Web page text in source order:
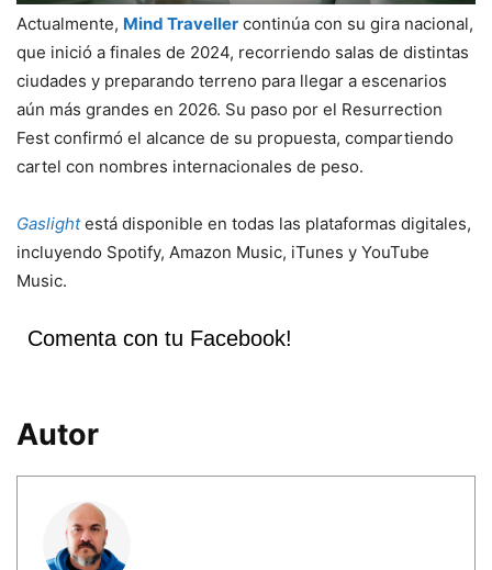
Actualmente, Mind Traveller continúa con su gira nacional,
que inició a finales de 2024, recorriendo salas de distintas
ciudades y preparando terreno para llegar a escenarios
aún más grandes en 2026. Su paso por el Resurrection
Fest confirmó el alcance de su propuesta, compartiendo
cartel con nombres internacionales de peso.
Gaslightestá disponible en todas las plataformas digitales,
incluyendo Spotify, Amazon Music, iTunes y YouTube
Music.
Comenta con tu Facebook!
Autor